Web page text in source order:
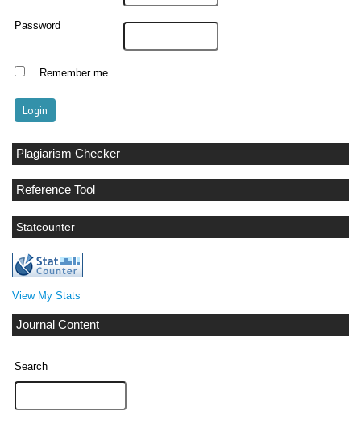
Password
Remember me
Plagiarism Checker
Reference Tool
Statcounter
View My Stats
Journal Content
Search